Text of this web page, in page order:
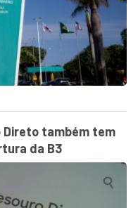
Direto também tem
da B3